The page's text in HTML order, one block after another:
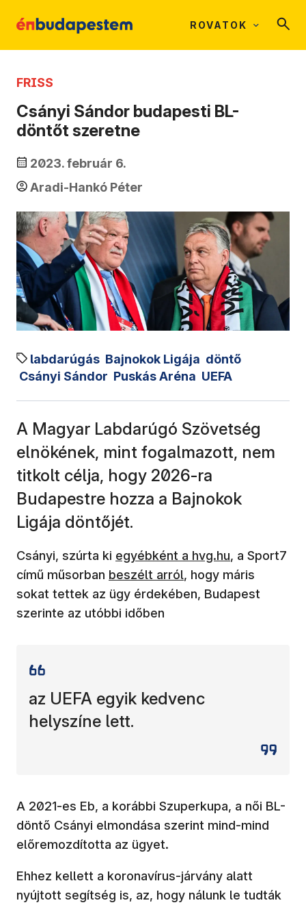
ROVATOK
FRISS
Csányi Sándor budapesti BL-
döntőt szeretne
2023. február 6.
Aradi-Hankó Péter
labdarúgás Bajnokok Ligája döntő
Csányi Sándor Puskás Aréna UEFA
A Magyar Labdarúgó Szövetség
elnökének, mint fogalmazott, nem
titkolt célja, hogy 2026-ra
Budapestre hozza a Bajnokok
Ligája döntőjét.
Csányi, szúrta ki (új ablakban nyílik meg)
egyébként a hvg.hu, a Sport7
című műsorban (új ablakban nyílik meg)
beszélt arról, hogy máris
sokat tettek az ügy érdekében, Budapest
szerinte az utóbbi időben
az UEFA egyik kedvenc
helyszíne lett.
A 2021-es Eb, a korábbi Szuperkupa, a női BL-
döntő Csányi elmondása szerint mind-mind
előremozdította az ügyet.
Ehhez kellett a koronavírus-járvány alatt
nyújtott segítség is, az, hogy nálunk le tudták